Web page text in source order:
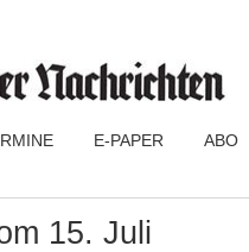
E-PAPER ABO
15. Juli